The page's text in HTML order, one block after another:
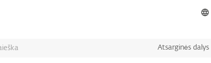
Atsarginės dalys